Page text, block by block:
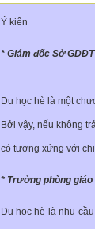
Ý kiến
* Giám đốc Sở
Du học hè là một
Bởi vậy, nếu không
có tương xứng với
* Trưởng phòng
Du học hè là nhu